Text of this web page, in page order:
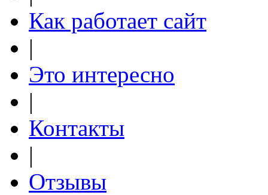
Как работает сайт
|
Это интересно
|
Контакты
|
Отзывы